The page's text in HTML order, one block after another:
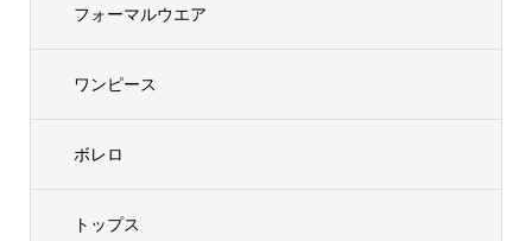
フォーマルウエア
ワンピース
ボレロ
トップス